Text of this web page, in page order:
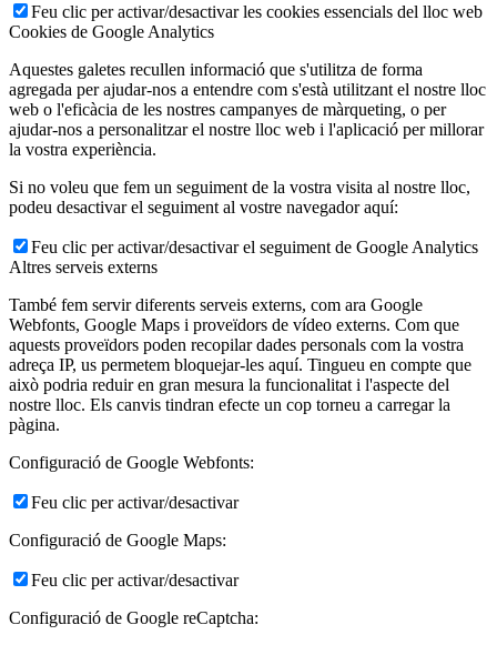
Feu clic per activar/desactivar les cookies essencials del lloc web
Cookies de Google Analytics
Aquestes galetes recullen informació que s'utilitza de forma
agregada per ajudar-nos a entendre com s'està utilitzant el nostre lloc
web o l'eficàcia de les nostres campanyes de màrqueting, o per
ajudar-nos a personalitzar el nostre lloc web i l'aplicació per millorar
la vostra experiència.
Si no voleu que fem un seguiment de la vostra visita al nostre lloc,
podeu desactivar el seguiment al vostre navegador aquí:
Feu clic per activar/desactivar el seguiment de Google Analytics
Altres serveis externs
També fem servir diferents serveis externs, com ara Google
Webfonts, Google Maps i proveïdors de vídeo externs. Com que
aquests proveïdors poden recopilar dades personals com la vostra
adreça IP, us permetem bloquejar-les aquí. Tingueu en compte que
això podria reduir en gran mesura la funcionalitat i l'aspecte del
nostre lloc. Els canvis tindran efecte un cop torneu a carregar la
pàgina.
Configuració de Google Webfonts:
Feu clic per activar/desactivar
Configuració de Google Maps:
Feu clic per activar/desactivar
Configuració de Google reCaptcha: